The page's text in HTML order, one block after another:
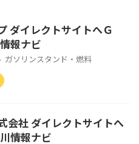
ダイレクトサイトへＧ
報ナビ
ガソリンスタンド・燃料
会社 ダイレクトサイトへ
情報ナビ